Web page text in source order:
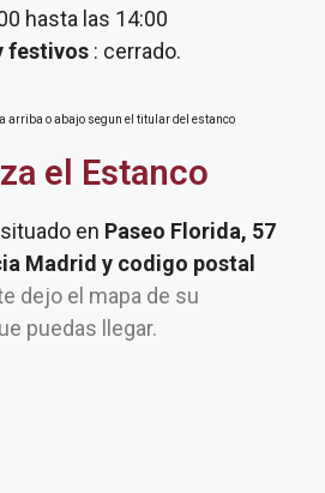
hasta las 14:00
festivos : cerrado.
arriba o abajo segun el titular del estanco
el Estanco
en Paseo Florida, 57
Madrid y codigo postal
dejo el mapa de su
puedas llegar.